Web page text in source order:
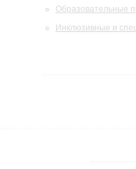
Образовательные
Инклюзивные и